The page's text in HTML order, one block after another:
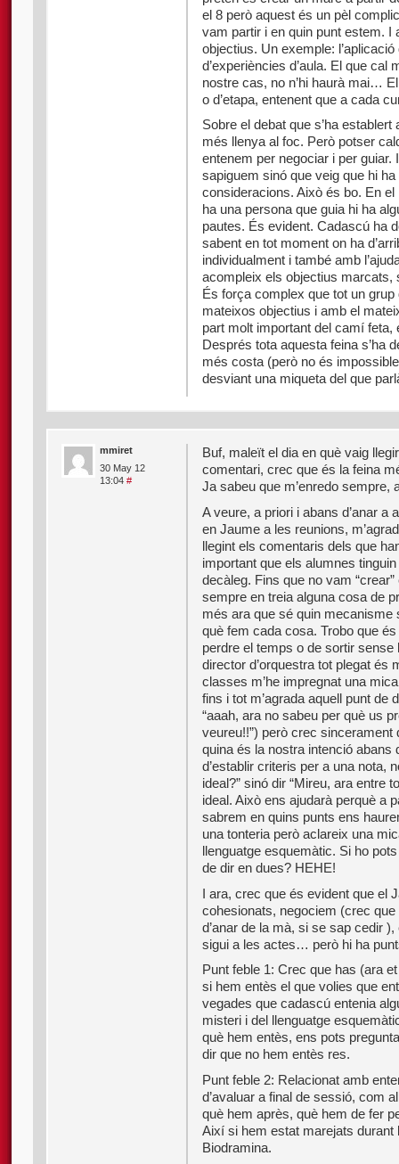
el 8 però aquest és un pèl
vam partir i en quin punt estem.
objectius. Un exemple:
d’experiències d’aula. El que cal
nostre cas, no n’hi haurà mai…
o d’etapa, entenent que a cada
Sobre el debat que s’ha
més llenya al foc. Però potser
entenem per negociar i per
sapiguem sinó que veig que hi
consideracions. Això és bo. En
ha una persona que guia hi ha
pautes. És evident. Cadascú ha
sabent en tot moment on ha
individualment i també amb
acompleix els objectius
És força complex que tot un
mateixos objectius i amb el
part molt important del camí feta,
Després tota aquesta feina s’ha
més costa (però no és
desviant una miqueta del que
mmiret
30 May 12
13:04 #
Buf, maleït el dia en què vaig
comentari, crec que és la feina
Ja sabeu que m’enredo sempre,
A veure, a priori i abans d’anar a
en Jaume a les reunions,
llegint els comentaris dels que
important que els alumnes
decàleg. Fins que no vam
sempre en treia alguna cosa de
més ara que sé quin mecanisme
què fem cada cosa. Trobo que
perdre el temps o de sortir
director d’orquestra tot plegat és
classes m’he impregnat una
fins i tot m’agrada aquell punt de
“aaah, ara no sabeu per què us
veureu!!”) però crec
quina és la nostra intenció
d’establir criteris per a una nota,
ideal?” sinó dir “Mireu, ara entre
ideal. Això ens ajudarà perquè a
sabrem en quins punts ens
una tonteria però aclareix una
llenguatge esquemàtic. Si ho
de dir en dues? HEHE!
I ara, crec que és evident que el
cohesionats, negociem (crec
d’anar de la mà, si se sap cedir
sigui a les actes… però hi ha
Punt feble 1: Crec que has (ara
si hem entès el que volies que
vegades que cadascú entenia
misteri i del llenguatge
què hem entès, ens pots
dir que no hem entès res.
Punt feble 2: Relacionat amb
d’avaluar a final de sessió, com
què hem après, què hem de fer
Així si hem estat marejats durant
Biodramina.